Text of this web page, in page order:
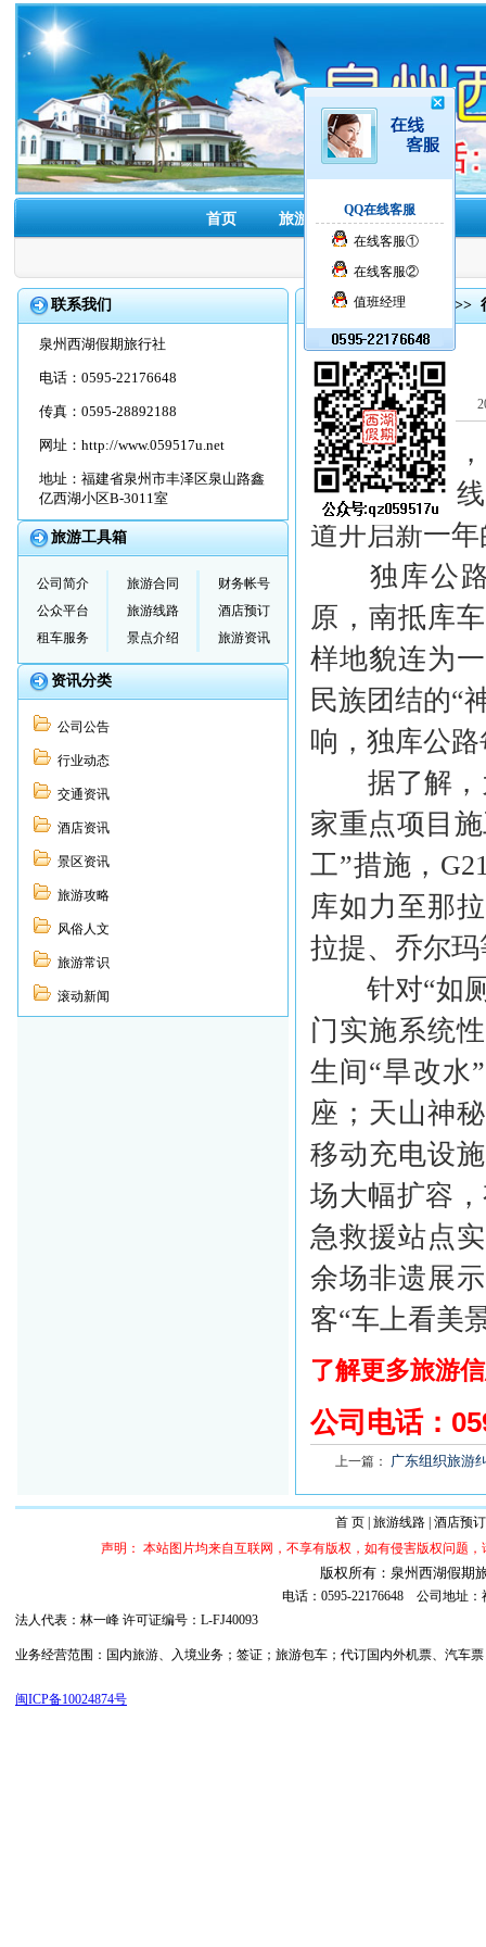
QQ在线客服
在线客服①
在线客服②
值班经理
首页 旅游线路 酒店预订
联系我们
泉州西湖假期旅行社
电话：0595-22176648
传真：0595-28892188
网址： http://www.059517u.net
地址：福建省泉州市丰泽区泉山路鑫
亿西湖小区B-3011室
旅游工具箱
公司简介 旅游合同
财务帐号
公众平台
旅游线路
酒店预订
租车服务
景点介绍 旅游资讯
资讯分类
公司公告
行业动态
交通资讯
酒店资讯
景区资讯
旅游攻略
风俗人文
旅游常识
滚动新闻
首页>>旅游资讯 >>
6月1日上午
正式恢复全
道开启新一
独库公路
原，南抵库
样地貌连为
民族团结的“
响，独库公
据了解，为
家重点项目
工”措施，
库如力至那
拉提、乔尔
针对“如厕
门实施系统
生间“旱改水
座；天山神
移动充电设
场大幅扩容
急救援站点
余场非遗展
客“车上看美
了解更多旅游
公司电话：
上一篇： 广东组织旅游
首 页| 旅游线路| 酒店预订
声明： 本站图片均来自互联网，不享有版权，如有侵害版权问题
版权所有：泉州西湖假
电话：0595-22176648 公司地址
法人代表：林一峰 许可证编号：L-FJ40093
业务经营范围：国内旅游、入境业务；签证；旅游包车；代订国内外机票、汽
闽ICP备10024874号